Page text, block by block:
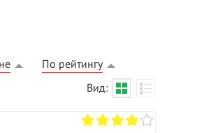
По рейтингу
Вид: